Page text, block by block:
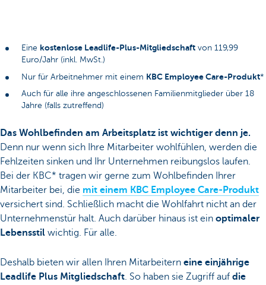
Eine kostenlose Leadlife-Plus-Mitgliedschaft von 119,99
Euro/Jahr (inkl. MwSt.)
Nur für Arbeitnehmer mit einem KBC Employee Care-Produkt*
Auch für alle ihre angeschlossenen Familienmitglieder über 18
Jahre (falls zutreffend)
Das Wohlbefinden am Arbeitsplatz ist wichtiger denn je.
Denn nur wenn sich Ihre Mitarbeiter wohlfühlen, werden die
Fehlzeiten sinken und Ihr Unternehmen reibungslos laufen.
Bei der KBC* tragen wir gerne zum Wohlbefinden Ihrer
Mitarbeiter bei, die mit einem KBC Employee Care-Produkt
versichert sind. Schließlich macht die Wohlfahrt nicht an der
Unternehmenstür halt. Auch darüber hinaus ist ein optimaler
Lebensstil wichtig. Für alle.
Deshalb bieten wir allen Ihren Mitarbeitern eine einjährige
Leadlife Plus Mitgliedschaft. So haben sie Zugriff auf die